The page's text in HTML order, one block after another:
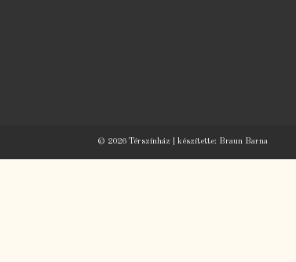
© 2026 Térszínház | készítette: Braun Barna